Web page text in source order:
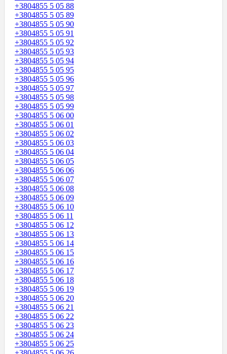
+3804855 5 05 88
+3804855 5 05 89
+3804855 5 05 90
+3804855 5 05 91
+3804855 5 05 92
+3804855 5 05 93
+3804855 5 05 94
+3804855 5 05 95
+3804855 5 05 96
+3804855 5 05 97
+3804855 5 05 98
+3804855 5 05 99
+3804855 5 06 00
+3804855 5 06 01
+3804855 5 06 02
+3804855 5 06 03
+3804855 5 06 04
+3804855 5 06 05
+3804855 5 06 06
+3804855 5 06 07
+3804855 5 06 08
+3804855 5 06 09
+3804855 5 06 10
+3804855 5 06 11
+3804855 5 06 12
+3804855 5 06 13
+3804855 5 06 14
+3804855 5 06 15
+3804855 5 06 16
+3804855 5 06 17
+3804855 5 06 18
+3804855 5 06 19
+3804855 5 06 20
+3804855 5 06 21
+3804855 5 06 22
+3804855 5 06 23
+3804855 5 06 24
+3804855 5 06 25